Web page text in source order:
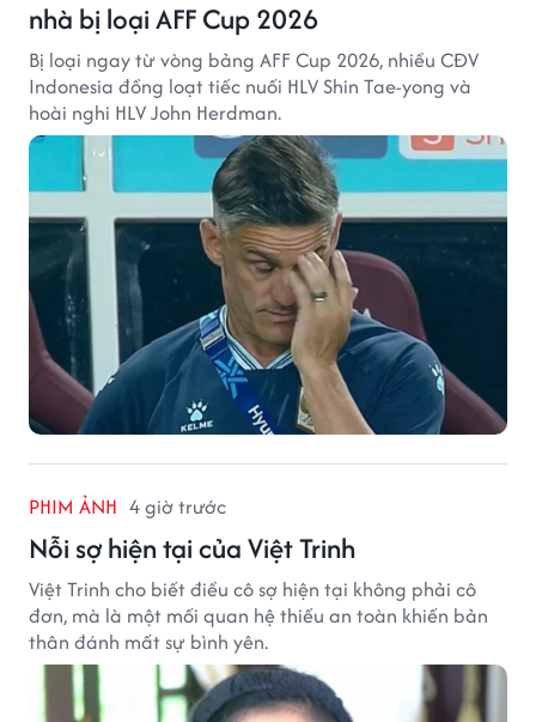
nhà bị loại AFF Cup 2026
Bị loại ngay từ vòng bảng AFF Cup 2026, nhiều CĐV
Indonesia đồng loạt tiếc nuối HLV Shin Tae-yong và
hoài nghi HLV John Herdman.
PHIM ẢNH 4 giờ trước
Nỗi sợ hiện tại của Việt Trinh
Việt Trinh cho biết điều cô sợ hiện tại không phải cô
đơn, mà là một mối quan hệ thiếu an toàn khiến bản
thân đánh mất sự bình yên.